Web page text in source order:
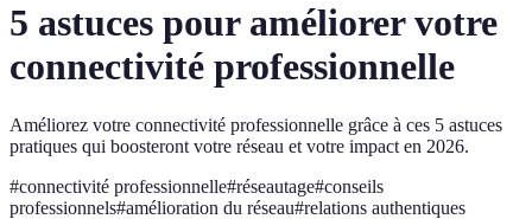
5 astuces pour améliorer votre
connectivité professionnelle
Améliorez votre connectivité professionnelle grâce à ces 5 astuces
pratiques qui boosteront votre réseau et votre impact en 2026.
#connectivité professionnelle#réseautage#conseils
professionnels#amélioration du réseau#relations authentiques